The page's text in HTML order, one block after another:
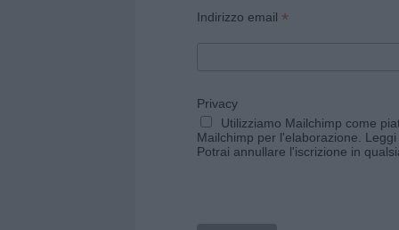
Indirizzo email *
Privacy
Utilizziamo Mailchimp come
Mailchimp per l'elaborazione.
Potrai annullare l'iscrizione in